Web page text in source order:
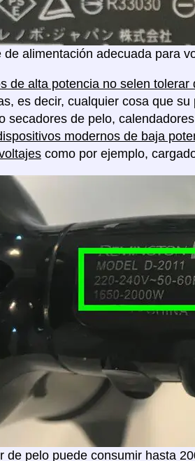
de alimentación adecuada para
de alta potencia no selen tolerar
es decir, cualquier cosa que
secadores de pelo,
modernos de baja
como por ejemplo,
de pelo puede consumir hasta